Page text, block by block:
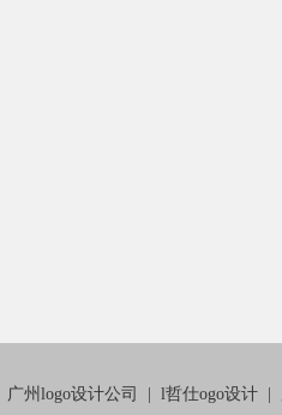
广州logo设计公司 l哲仕ogo设计|